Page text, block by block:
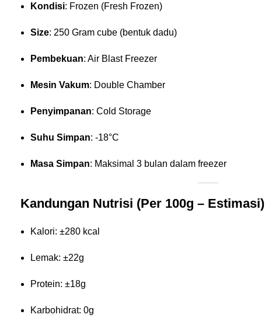
Kondisi: Frozen (Fresh Frozen)
Size: 250 Gram cube (bentuk dadu)
Pembekuan: Air Blast Freezer
Mesin Vakum: Double Chamber
Penyimpanan: Cold Storage
Suhu Simpan: -18°C
Masa Simpan: Maksimal 3 bulan dalam freezer
Kandungan Nutrisi (Per 100g – Estimasi)
Kalori: ±280 kcal
Lemak: ±22g
Protein: ±18g
Karbohidrat: 0g